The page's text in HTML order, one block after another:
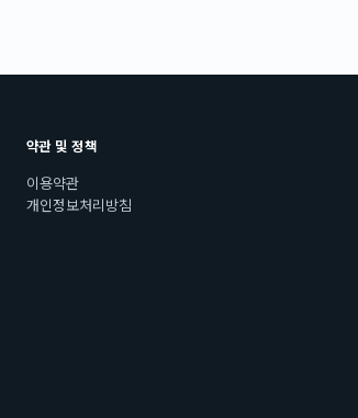
약관 및 정책
이용약관
개인정보처리방침